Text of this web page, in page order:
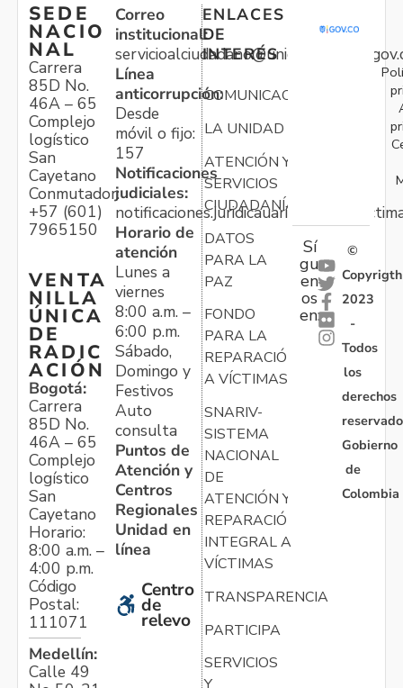
SEDE
NACIO
NAL
Carrera
85D No.
46A – 65
Complejo
logístico
San
Cayetano
Conmutador:
+57 (601)
7965150
VENTA
NILLA
ÚNICA
DE
RADIC
ACIÓN
Bogotá:
Carrera
85D No.
46A – 65
Complejo
logístico
San
Cayetano
Horario:
8:00 a.m. –
4:00 p.m.
Código
Postal:
111071
Medellín:
Calle 49
Correo
institucional:
Línea
anticorrupción:
Desde
móvil o fijo:
157
Notificaciones
judiciales:
Horario de
atención
Lunes a
viernes
8:00 a.m. –
6:00 p.m.
Sábado,
Domingo y
Festivos
Auto
consulta
Puntos de
Atención y
Centros
Regionales
Unidad en
línea
Centro
de
relevo
ENLACES
DE
INTERÉS
COMUNICACIONES
LA UNIDAD
ATENCIÓN Y
SERVICIOS
CIUDADANÍA
DATOS
PARA LA
PAZ
FONDO
PARA LA
REPARACIÓN
A VÍCTIMAS
SNARIV-
SISTEMA
NACIONAL
DE
ATENCIÓN Y
REPARACIÓN
INTEGRAL A
VÍCTIMAS
TRANSPARENCIA
PARTICIPA
SERVICIOS
Sí
gu
en
os
en:
©
Copyrigth
2023
-
Todos
los
derechos
Gobierno
de
Colombia